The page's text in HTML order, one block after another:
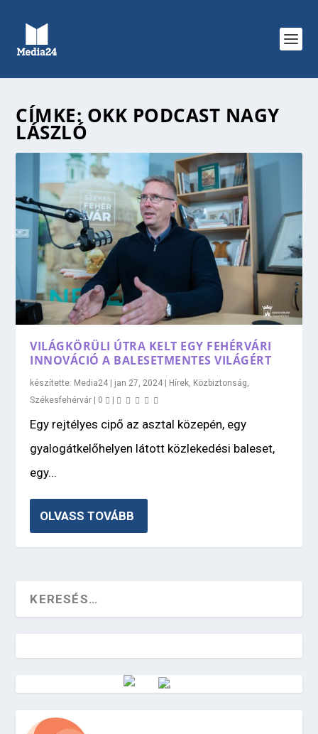
CÍMKE: OKK PODCAST NAGY
LÁSZLÓ
VILÁGKÖRÜLI ÚTRA KELT EGY FEHÉRVÁRI
INNOVÁCIÓ A BALESETMENTES VILÁGÉRT
készítette: Media24 | jan 27, 2024 | Hírek Közbiztonság
Székesfehérvár | 0 |
Egy rejtélyes cipő az asztal közepén, egy
gyalogátkelőhelyen látott közlekedési baleset,
egy...
OLVASS TOVÁBB
Vörösmarty Rádió